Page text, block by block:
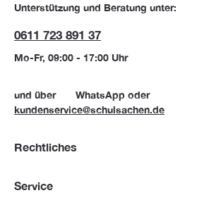
Unterstützung und Beratung unter:
0611 723 891 37
Mo-Fr, 09:00 - 17:00 Uhr
und über WhatsApp oder
kundenservice@schulsachen.de
Rechtliches
Service